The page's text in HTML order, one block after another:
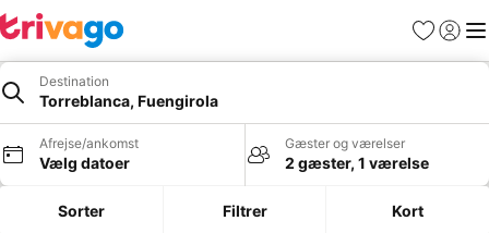
Favoritter
Log ind
Destination
Torreblanca, Fuengirola
Afrejse/ankomst
Vælg datoer
Gæster og værelser
2 gæster, 1 værelse
Sorter Filtrer Kort